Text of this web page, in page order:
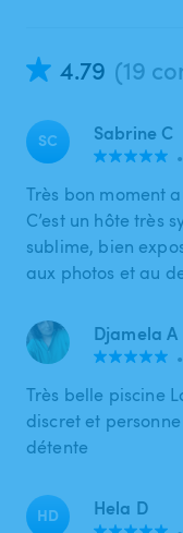
4.79 (19
SC Sabrine C
•
Très bon moment
C’est un hôte très
sublime, bien
aux photos et au
Djamela A
•
Très belle piscine
discret et
détente
HD Hela D